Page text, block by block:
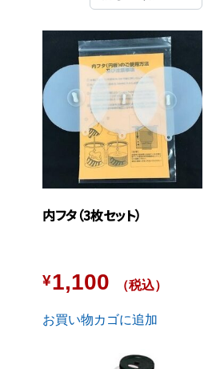
内フタ（3枚セット）
¥1,100 （税込）
お買い物カゴに追加